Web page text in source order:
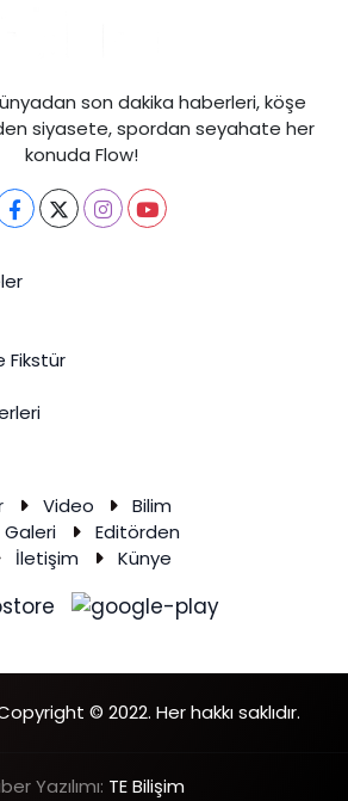
son dakika haberleri, köşe
siyasete, spordan seyahate her
konuda Flow!
Fikstür
Video
Bilim
Galeri
Editörden
İletişim Künye
© 2022. Her hakkı saklıdır.
Yazılımı: TE Bilişim